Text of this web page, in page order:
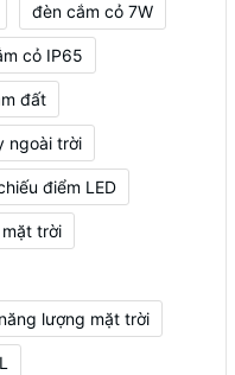
đèn cắm cỏ 7W
cỏ IP65
đất
ngoài trời
điểm LED
trời
lượng mặt trời